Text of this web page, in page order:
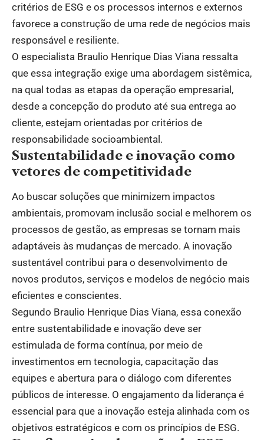
critérios de ESG e os processos internos e externos
favorece a construção de uma rede de negócios mais
responsável e resiliente.
O especialista Braulio Henrique Dias Viana ressalta
que essa integração exige uma abordagem sistêmica,
na qual todas as etapas da operação empresarial,
desde a concepção do produto até sua entrega ao
cliente, estejam orientadas por critérios de
responsabilidade socioambiental.
Sustentabilidade e inovação como
vetores de competitividade
Ao buscar soluções que minimizem impactos
ambientais, promovam inclusão social e melhorem os
processos de gestão, as empresas se tornam mais
adaptáveis às mudanças de mercado. A inovação
sustentável contribui para o desenvolvimento de
novos produtos, serviços e modelos de negócio mais
eficientes e conscientes.
Segundo Braulio Henrique Dias Viana, essa conexão
entre sustentabilidade e inovação deve ser
estimulada de forma contínua, por meio de
investimentos em tecnologia, capacitação das
equipes e abertura para o diálogo com diferentes
públicos de interesse. O engajamento da liderança é
essencial para que a inovação esteja alinhada com os
objetivos estratégicos e com os princípios de ESG.